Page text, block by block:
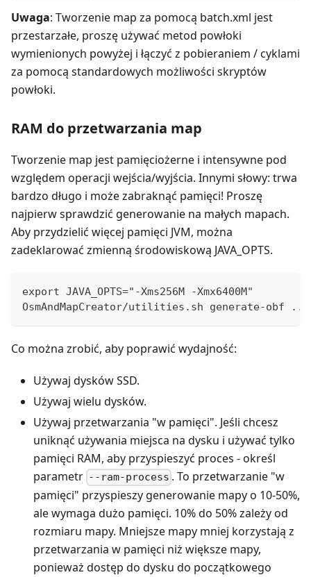
Uwaga: Tworzenie map za pomocą batch.xml jest
przestarzałe, proszę używać metod powłoki
wymienionych powyżej i łączyć z pobieraniem / cyklami
za pomocą standardowych możliwości skryptów
powłoki.
RAM do przetwarzania map
Tworzenie map jest pamięciożerne i intensywne pod
względem operacji wejścia/wyjścia. Innymi słowy: trwa
bardzo długo i może zabraknąć pamięci! Proszę
najpierw sprawdzić generowanie na małych mapach.
Aby przydzielić więcej pamięci JVM, można
zadeklarować zmienną środowiskową JAVA_OPTS.
export JAVA_OPTS="-Xms256M -Xmx6400M"
OsmAndMapCreator/utilities.sh generate-obf
Co można zrobić, aby poprawić wydajność:
Używaj dysków SSD.
Używaj wielu dysków.
Używaj przetwarzania "w pamięci". Jeśli chcesz
uniknąć używania miejsca na dysku i używać tylko
pamięci RAM, aby przyspieszyć proces - określ
parametr --ram-process . To przetwarzanie "w
pamięci" przyspieszy generowanie mapy o 10-50%,
ale wymaga dużo pamięci. 10% do 50% zależy od
rozmiaru mapy. Mniejsze mapy mniej korzystają z
przetwarzania w pamięci niż większe mapy,
ponieważ dostęp do dysku do początkowego